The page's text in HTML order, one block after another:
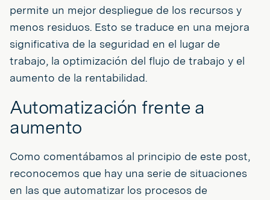
permite un mejor despliegue de los recursos y
menos residuos. Esto se traduce en una mejora
significativa de la seguridad en el lugar de
trabajo, la optimización del flujo de trabajo y el
aumento de la rentabilidad.
Automatización frente a
aumento
Como comentábamos al principio de este post,
reconocemos que hay una serie de situaciones
en las que automatizar los procesos de